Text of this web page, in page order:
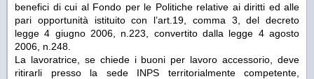
benefici di cui al Fondo per le Politiche relative ai diritti ed alle
pari opportunità istituito con l’art.19, comma 3, del decreto
legge 4 giugno 2006, n.223, convertito dalla legge 4 agosto
2006, n.248.
La lavoratrice, se chiede i buoni per lavoro accessorio, deve
ritirarli presso la sede INPS territorialmente competente,